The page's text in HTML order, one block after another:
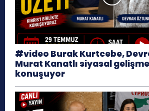
#video Burak Kurtcebe,
Murat Kanatlı siyasal
konuşuyor